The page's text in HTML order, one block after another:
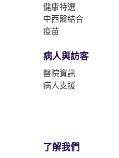
健康特選
中西醫結合
疫苗
病人與訪客
醫院資訊
病人支援
了解我們